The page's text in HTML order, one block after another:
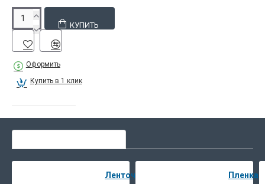
КУПИТЬ
Оформить
Купить в 1 клик
Ленточный упаковщик банкнотПленка